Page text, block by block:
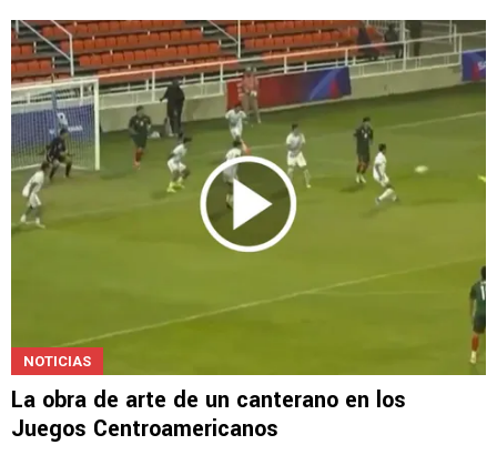
NOTICIAS
La obra de arte de un canterano en los
Juegos Centroamericanos